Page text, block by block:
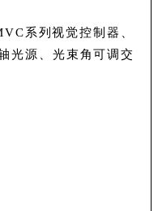
系列视觉控制器、
光源、光束角可调交